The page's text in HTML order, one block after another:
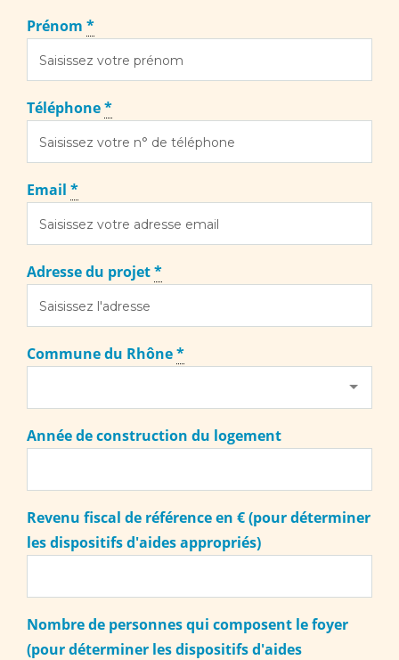
Prénom *
Téléphone*
Email *
Adresse du projet*
Commune du Rhône*
Année de construction du logement
Revenu fiscal de référence en € (pour déterminer
les dispositifs d'aides appropriés)
Nombre de personnes qui composent le foyer
(pour déterminer les dispositifs d'aides